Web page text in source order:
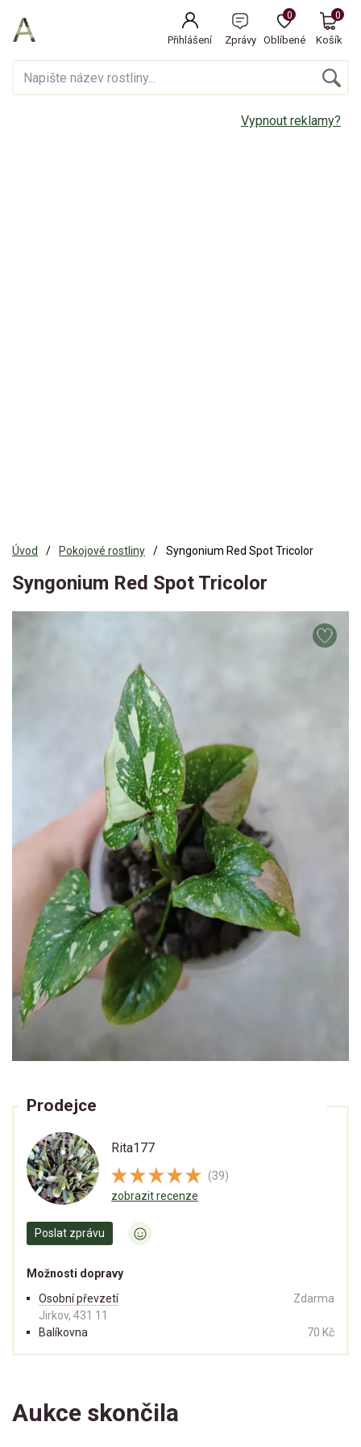
Přihlášení Zprávy Oblíbené
0
Košík
0
Vypnout reklamy?
Úvod Pokojové rostliny Syngonium Red Spot Tricolor
Syngonium Red Spot Tricolor
Prodejce
Rita177
(39)
zobrazit recenze
Poslat zprávu
Možnosti dopravy
Osobní převzetí
Jirkov, 431 11
Zdarma
Balíkovna 70 Kč
Aukce skončila